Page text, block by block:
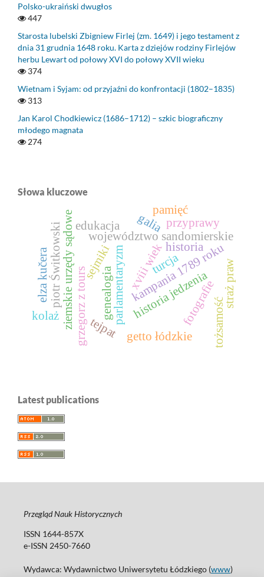
Polsko-ukraiński dwugłos
447
Starosta lubelski Zbigniew Firlej (zm. 1649) i jego testament z
dnia 31 grudnia 1648 roku. Karta z dziejów rodziny Firlejów
herbu Lewart od połowy XVI do połowy XVII wieku
374
Wietnam i Syjam: od przyjaźni do konfrontacji (1802–1835)
313
Jan Karol Chodkiewicz (1686–1712) – szkic biograficzny
młodego magnata
274
Słowa kluczowe
województwo sandomierskie
ziemskie urzędy sądowe sejmikiparlamentaryzmkampania 1789 roku
piotr Świtkowski xviii wiek
genealogia
historia
historia jedzenia
grzegorz z tours
galia przyprawy
tejpat
kolaż
getto łódzkie
fotografie
turcja
pamięć
tożsamość
elza kučera straż praw
edukacja
Latest publications
Przegląd Nauk Historycznych
ISSN 1644-857X
e-ISSN 2450-7660
Wydawca: Wydawnictwo Uniwersytetu Łódzkiego (www)